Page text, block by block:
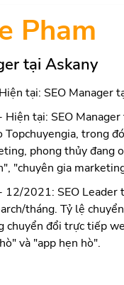
Pham
tại Askany
tại: SEO Manager
tại: SEO
Topchuyengia, trong
phong thủy đang
"chuyên gia
2021: SEO Leader
tháng. Tỷ lệ
chuyển đổi trực tiếp
và "app hẹn hò".